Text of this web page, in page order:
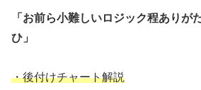
「お前ら小難しいロジック程ありが
ひ」
・後付けチャート解説